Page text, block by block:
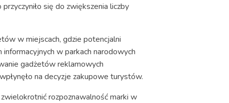
się do zwiększenia liczby
w miejscach, gdzie potencjalni
w parkach narodowych
gadżetów reklamowych
na decyzje zakupowe turystów.
rozpoznawalność marki w